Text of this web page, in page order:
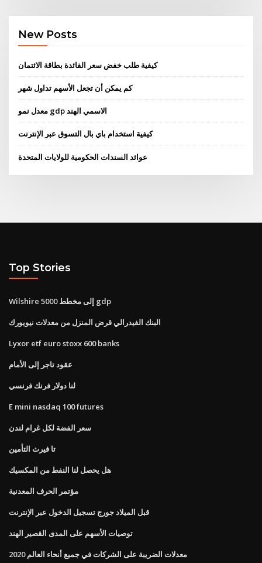
New Posts
كيفية طلب خفض سعر الفائدة بطاقة الائتمان
كم يمكن أن تجعل الأسهم تداول شهر
معدل نمو gdp الاسمي الهند
كيفية استخدام باي بال التسوق عبر الإنترنت
عوائد السندات الحكومية للولايات المتحدة
Top Stories
Wilshire 5000 إلى مخطط gdp
البنك الفيدرالي قرض المنزل من معدلات نيويورك
Lyxor etf euro stoxx 600 banks
عقود تاجر إلى الأمام
لنا دولار فرنك فرنسي
E mini nasdaq 100 futures
سعر الفضة لكل غرام لندن
تا فيرث التأمين
هل يحصل لنا النفط من المكسيك
مؤتمر الحرف المعدنية
قبل الميلاد جورج تسجيل الدخول عبر الإنترنت
توصيات الأسهم على المدى القصير الهند
معدلات الضريبة على الشركات في جميع أنحاء العالم 2020